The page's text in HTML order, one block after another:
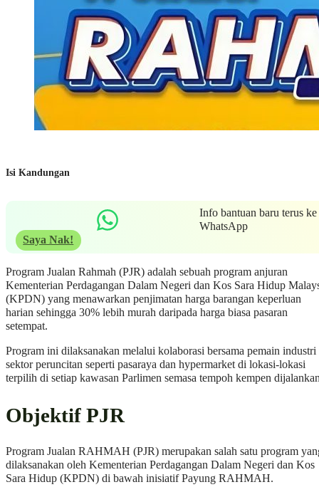
Isi Kandungan
Info bantuan baru terus ke
WhatsApp
Saya Nak!
Program Jualan Rahmah (PJR) adalah sebuah program anjuran
Kementerian Perdagangan Dalam Negeri dan Kos Sara Hidup
(KPDN) yang menawarkan penjimatan harga barangan keperluan
harian sehingga 30% lebih murah daripada harga biasa pasaran
setempat.
Program ini dilaksanakan melalui kolaborasi bersama pemain industri
sektor peruncitan seperti pasaraya dan hypermarket di lokasi-lokasi
terpilih di setiap kawasan Parlimen semasa tempoh kempen
Objektif PJR
Program Jualan RAHMAH (PJR) merupakan salah satu program
dilaksanakan oleh Kementerian Perdagangan Dalam Negeri dan Kos
Sara Hidup (KPDN) di bawah inisiatif Payung RAHMAH.